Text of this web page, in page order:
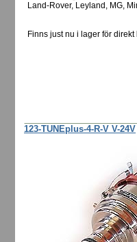
Land-Rover, Leyland, MG,
Finns just nu i lager för direkt
123-TUNEplus-4-R-V V-24V